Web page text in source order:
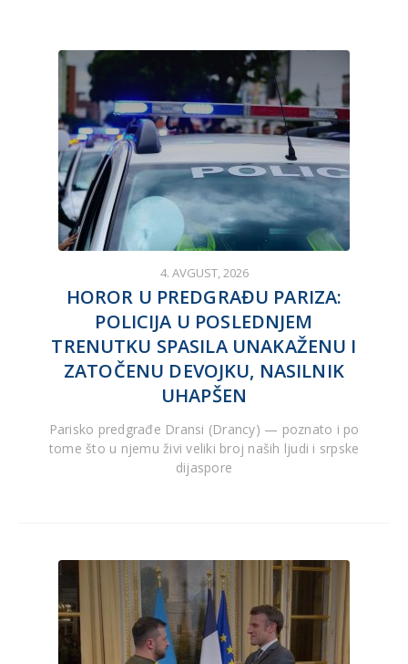
4. AVGUST, 2026
HOROR U PREDGRAĐU PARIZA:
POLICIJA U POSLEDNJEM
TRENUTKU SPASILA UNAKAŽENU I
ZATOČENU DEVOJKU, NASILNIK
UHAPŠEN
Parisko predgrađe Dransi (Drancy) — poznato i po
tome što u njemu živi veliki broj naših ljudi i srpske
dijaspore